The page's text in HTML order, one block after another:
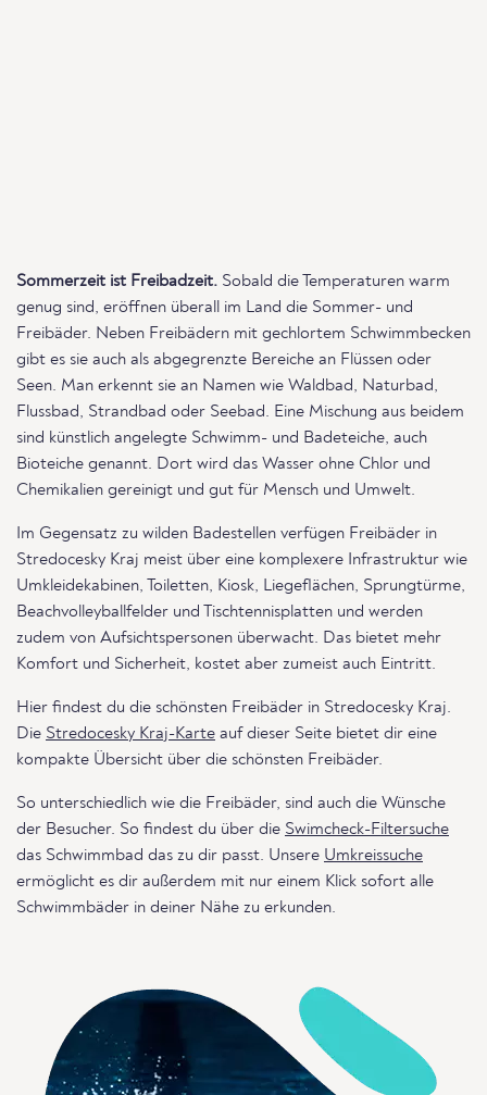
Sommerzeit ist Freibadzeit. Sobald die Temperaturen warm
genug sind, eröffnen überall im Land die Sommer- und
Freibäder. Neben Freibädern mit gechlortem Schwimmbecken
gibt es sie auch als abgegrenzte Bereiche an Flüssen oder
Seen. Man erkennt sie an Namen wie Waldbad, Naturbad,
Flussbad, Strandbad oder Seebad. Eine Mischung aus beidem
sind künstlich angelegte Schwimm- und Badeteiche, auch
Bioteiche genannt. Dort wird das Wasser ohne Chlor und
Chemikalien gereinigt und gut für Mensch und Umwelt.
Im Gegensatz zu wilden Badestellen verfügen Freibäder in
Stredocesky Kraj meist über eine komplexere Infrastruktur wie
Umkleidekabinen, Toiletten, Kiosk, Liegeflächen, Sprungtürme,
Beachvolleyballfelder und Tischtennisplatten und werden
zudem von Aufsichtspersonen überwacht. Das bietet mehr
Komfort und Sicherheit, kostet aber zumeist auch Eintritt.
Hier findest du die schönsten Freibäder in Stredocesky Kraj.
Die Stredocesky Kraj-Karte auf dieser Seite bietet dir eine
kompakte Übersicht über die schönsten Freibäder.
So unterschiedlich wie die Freibäder, sind auch die Wünsche
der Besucher. So findest du über die Swimcheck-Filtersuche
das Schwimmbad das zu dir passt. Unsere Umkreissuche
ermöglicht es dir außerdem mit nur einem Klick sofort alle
Schwimmbäder in deiner Nähe zu erkunden.